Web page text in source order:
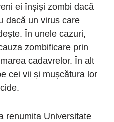
ei înșiși zombi dacă
dacă un virus care
În unele cazuri,
zombificare prin
cadavrelor. În alt
cei vii și mușcătura lor
renumita Universitate